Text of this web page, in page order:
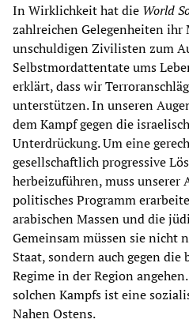
In Wirklichkeit hat die World
zahlreichen Gelegenheiten
unschuldigen Zivilisten zum
Selbstmordattentate ums
erklärt, dass wir
unterstützen. In unseren
dem Kampf gegen die
Unterdrückung. Um eine
gesellschaftlich progressive
herbeizuführen, muss unserer
politisches Programm
arabischen Massen und die
Gemeinsam müssen sie nicht
Staat, sondern auch gegen
Regime in der Region
solchen Kampfs ist eine
Nahen Ostens.